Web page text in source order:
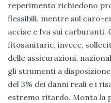
reperimento richiedono
flessibili, mentre sul caro-
accise e Iva sui carburanti.
fitosanitarie, invece,
delle assicurazioni,
gli strumenti a
del 3% dei danni reali e i
estremo ritardo. Monta la